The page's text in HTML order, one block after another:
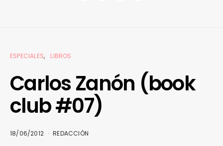
ESPECIALES LIBROS
Carlos Zanón (book
club #07)
18/06/2012 REDACCIÓN